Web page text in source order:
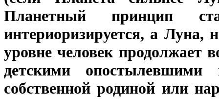
Планетный принцип
интериоризируется, а Луна,
уровне человек продолжает
детскими опостылевшими
собственной родиной или